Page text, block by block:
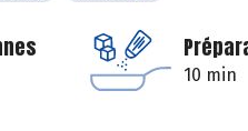
10 min